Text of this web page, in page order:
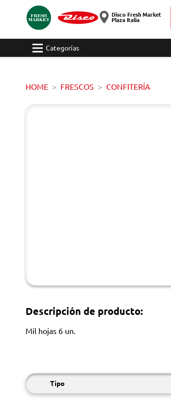
Disco Fresh Market
Plaza Italia
Categorías
HOME FRESCOS CONFITERÍA
Descripción de producto:
Mil hojas 6 un.
Tipo